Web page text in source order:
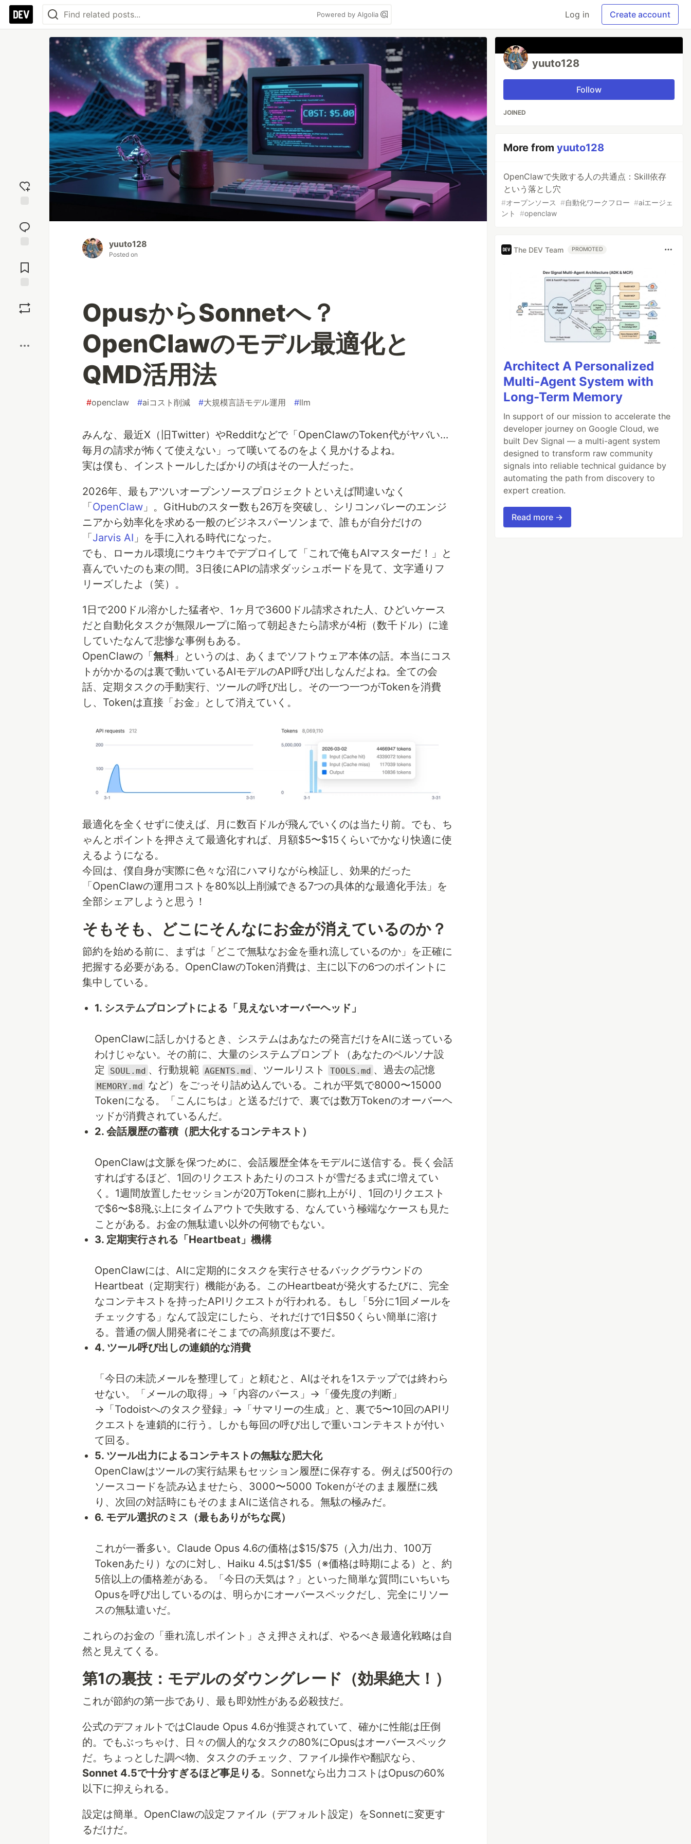
Powered by Algolia Log in Create account
reaction
Comments
yuuto128
Posted on
OpusからSonnetへ？
OpenClawのモデル最適化と
QMD活用法
#openclaw #aiコスト削減 #大規模言語モデル運用 #llm
みんな、最近X（旧Twitter）やRedditなどで「OpenClawのToken代がヤバい…
毎月の請求が怖くて使えない」って嘆いてるのをよく見かけるよね。
実は僕も、インストールしたばかりの頃はその一人だった。
2026年、最もアツいオープンソースプロジェクトといえば間違いなく
「OpenClaw 」。GitHubのスター数も26万を突破し、シリコンバレーのエンジ
ニアから効率化を求める一般のビジネスパーソンまで、誰もが自分だけの
「Jarvis AI 」を手に入れる時代になった。
でも、ローカル環境にウキウキでデプロイして「これで俺もAIマスターだ！」と
喜んでいたのも束の間。3日後にAPIの請求ダッシュボードを見て、文字通りフ
リーズしたよ（笑）。
1日で200ドル溶かした猛者や、1ヶ月で3600ドル請求された人、ひどいケース
だと自動化タスクが無限ループに陥って朝起きたら請求が4桁（数千ドル）に達
していたなんて悲惨な事例もある。
OpenClawの「無料」というのは、あくまでソフトウェア本体の話。本当にコス
トがかかるのは裏で動いているAIモデルのAPI呼び出しなんだよね。全ての会
話、定期タスクの手動実行、ツールの呼び出し。その一つ一つがTokenを消費
し、Tokenは直接「お金」として消えていく。
最適化を全くせずに使えば、月に数百ドルが飛んでいくのは当たり前。でも、ち
ゃんとポイントを押さえて最適化すれば、月額$5〜$15くらいでかなり快適に使
えるようになる。
今回は、僕自身が実際に色々な沼にハマりながら検証し、効果的だった
「OpenClawの運用コストを80%以上削減できる7つの具体的な最適化手法」を
全部シェアしようと思う！
そもそも、どこにそんなにお金が消えているのか？
節約を始める前に、まずは「どこで無駄なお金を垂れ流しているのか」を正確に
把握する必要がある。OpenClawのToken消費は、主に以下の6つのポイントに
集中している。
1. システムプロンプトによる「見えないオーバーヘッド」
OpenClawに話しかけるとき、システムはあなたの発言だけをAIに送っている
わけじゃない。その前に、大量のシステムプロンプト（あなたのペルソナ設
定
SOUL.md 、行動規範 AGENTS.md 、ツールリスト TOOLS.md 、過去の記憶
MEMORY.md
など）をごっそり詰め込んでいる。これが平気で8000〜15000
Tokenになる。「こんにちは」と送るだけで、裏では数万Tokenのオーバーヘ
ッドが消費されているんだ。
2. 会話履歴の蓄積（肥大化するコンテキスト）
OpenClawは文脈を保つために、会話履歴全体をモデルに送信する。長く会話
すればするほど、1回のリクエストあたりのコストが雪だるま式に増えてい
く。1週間放置したセッションが20万Tokenに膨れ上がり、1回のリクエスト
で$6〜$8飛ぶ上にタイムアウトで失敗する、なんていう極端なケースも見た
ことがある。お金の無駄遣い以外の何物でもない。
3. 定期実行される「Heartbeat」機構
OpenClawには、AIに定期的にタスクを実行させるバックグラウンドの
Heartbeat（定期実行）機能がある。このHeartbeatが発火するたびに、完全
なコンテキストを持ったAPIリクエストが行われる。もし「5分に1回メールを
チェックする」なんて設定にしたら、それだけで1日$50くらい簡単に溶け
る。普通の個人開発者にそこまでの高頻度は不要だ。
4. ツール呼び出しの連鎖的な消費
「今日の未読メールを整理して」と頼むと、AIはそれを1ステップでは終わら
せない。「メールの取得」→「内容のパース」→「優先度の判断」
→「Todoistへのタスク登録」→「サマリーの生成」と、裏で5〜10回のAPIリ
クエストを連鎖的に行う。しかも毎回の呼び出しで重いコンテキストが付い
て回る。
5. ツール出力によるコンテキストの無駄な肥大化
OpenClawはツールの実行結果もセッション履歴に保存する。例えば500行の
ソースコードを読み込ませたら、3000〜5000 Tokenがそのまま履歴に残
り、次回の対話時にもそのままAIに送信される。無駄の極みだ。
6. モデル選択のミス（最もありがちな罠）
これが一番多い。Claude Opus 4.6の価格は$15/$75（入力/出力、100万
Tokenあたり）なのに対し、Haiku 4.5は$1/$5（※価格は時期による）と、約
5倍以上の価格差がある。「今日の天気は？」といった簡単な質問にいちいち
Opusを呼び出しているのは、明らかにオーバースペックだし、完全にリソー
スの無駄遣いだ。
これらのお金の「垂れ流しポイント」さえ押さえれば、やるべき最適化戦略は自
然と見えてくる。
第1の裏技：モデルのダウングレード（効果絶大！）
これが節約の第一歩であり、最も即効性がある必殺技だ。
公式のデフォルトではClaude Opus 4.6が推奨されていて、確かに性能は圧倒
的。でもぶっちゃけ、日々の個人的なタスクの80%にOpusはオーバースペック
だ。ちょっとした調べ物、タスクのチェック、ファイル操作や翻訳なら、
Sonnet 4.5で十分すぎるほど事足りる。Sonnetなら出力コストはOpusの60%
以下に抑えられる。
設定は簡単。OpenClawの設定ファイル（デフォルト設定）をSonnetに変更す
るだけだ。
yuuto128
Follow
JOINED
More fromyuuto128
OpenClawで失敗する人の共通点：Skill依存
という落とし穴
#オープンソース #自動化ワークフロー #aiエージェ
ント
#openclaw
The DEV Team PROMOTED
Architect A Personalized
Multi-Agent System with
Long-Term Memory
In support of our mission to accelerate the
developer journey on Google Cloud, we
built Dev Signal — a multi-agent system
designed to transform raw community
signals into reliable technical guidance by
automating the path from discovery to
expert creation.
Read more →